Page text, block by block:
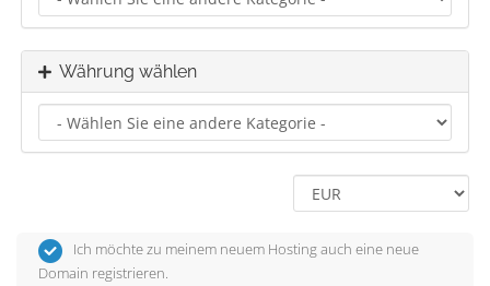
Währung wählen
Ich möchte zu meinem neuem Hosting auch eine neue
Domain registrieren.